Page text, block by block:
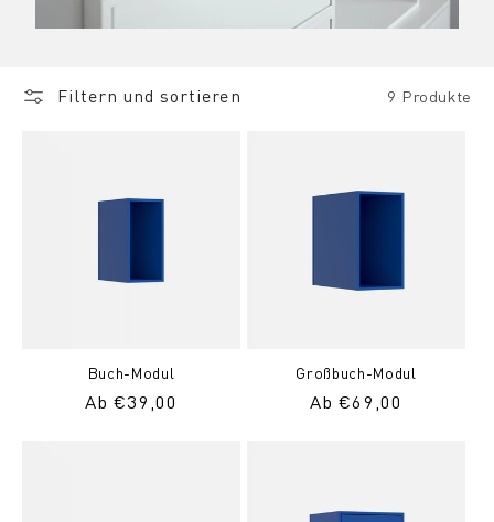
Filtern und sortieren 9 Produkte
Buch-Modul
Normaler
Ab €39,00
Großbuch-Modul
Normaler
Ab €69,00